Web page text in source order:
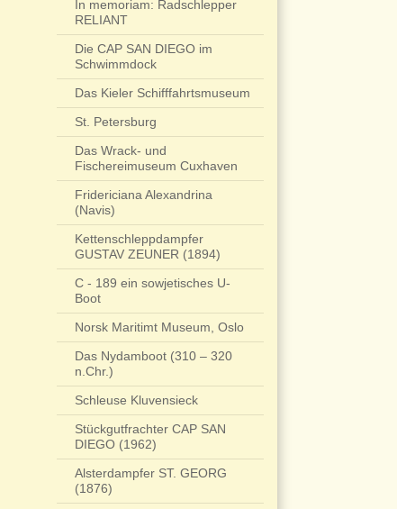
In memoriam: Radschlepper
RELIANT
Die CAP SAN DIEGO im
Schwimmdock
Das Kieler Schifffahrtsmuseum
St. Petersburg
Das Wrack- und
Fischereimuseum Cuxhaven
Fridericiana Alexandrina
(Navis)
Kettenschleppdampfer
GUSTAV ZEUNER (1894)
C - 189 ein sowjetisches U-
Boot
Norsk Maritimt Museum, Oslo
Das Nydamboot (310 – 320
n.Chr.)
Schleuse Kluvensieck
Stückgutfrachter CAP SAN
DIEGO (1962)
Alsterdampfer ST. GEORG
(1876)